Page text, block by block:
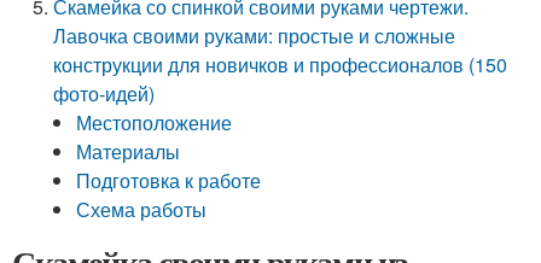
Скамейка со спинкой своими руками чертежи.
Лавочка своими руками: простые и сложные
конструкции для новичков и профессионалов (150
фото-идей)
Местоположение
Материалы
Подготовка к работе
Схема работы